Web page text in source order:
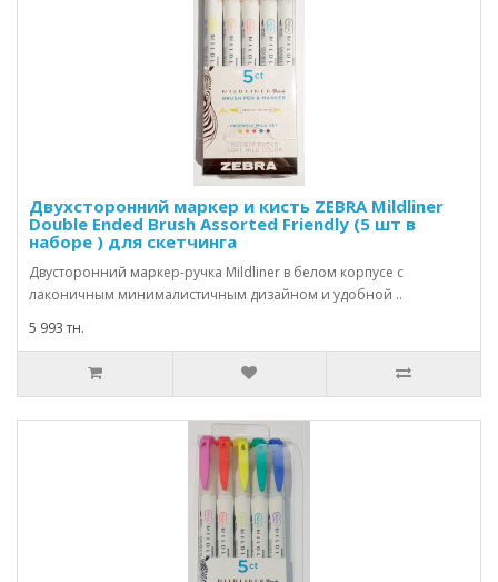
Двухсторонний маркер и кисть ZEBRA Mildliner
Double Ended Brush Assorted Friendly (5 шт в
наборе ) для скетчинга
Двусторонний маркер-ручка Mildliner в белом корпусе с
лаконичным минималистичным дизайном и удобной ..
5 993 тн.